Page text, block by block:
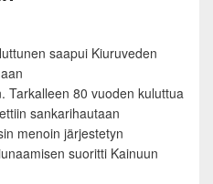
saapui Kiuruveden
Tarkalleen 80 vuoden kuluttua
sankarihautaan
menoin järjestetyn
suoritti Kainuun
Juho Huttusen